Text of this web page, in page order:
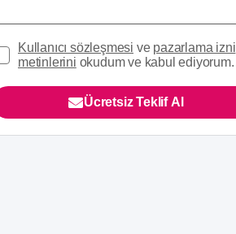
Kullanıcı sözleşmesi ve pazarlama izni
metinlerini okudum ve kabul ediyorum.
Ücretsiz Teklif Al